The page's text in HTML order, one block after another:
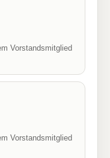
Vorstandsmitglied
Vorstandsmitglied